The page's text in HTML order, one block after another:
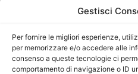
Gestisci
Per fornire le migliori esperienze,
per memorizzare e/o accedere alle
consenso a queste tecnologie ci
comportamento di navigazione o ID
29/09/
Direttore Editoriale: